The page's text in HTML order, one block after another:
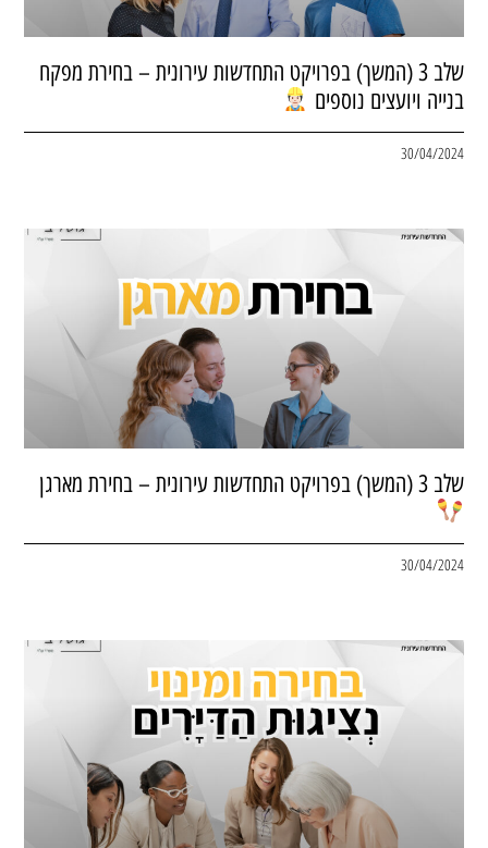
שלב 3 (המשך) בפרויקט התחדשות עירונית – בחירת מפקח
בנייה ויועצים נוספים
30/04/2024
שלב 3 (המשך) בפרויקט התחדשות עירונית – בחירת מארגן
30/04/2024